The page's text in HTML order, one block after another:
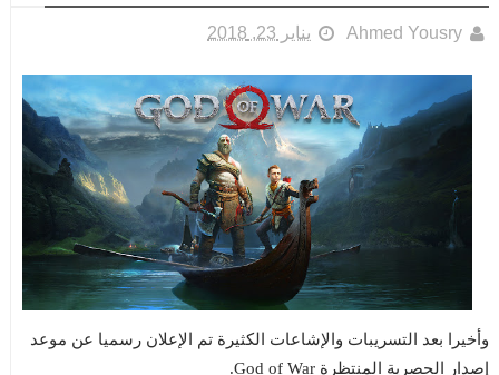
Ahmed Yousry يناير 23, 2018
وأخيرا بعد التسريبات والإشاعات الكثيرة تم الإعلان رسميا عن موعد
إصدار الحصرية المنتظرة God of War.